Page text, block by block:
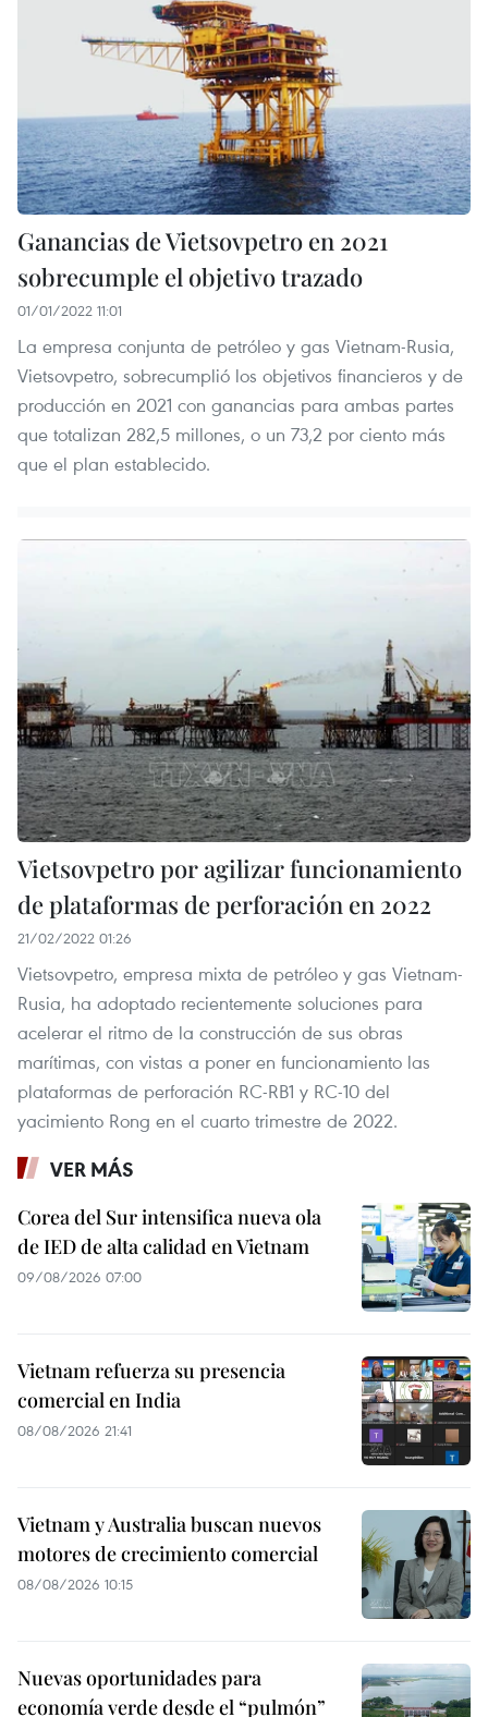
Ganancias de Vietsovpetro en 2021
sobrecumple el objetivo trazado
01/01/2022 11:01
La empresa conjunta de petróleo y gas Vietnam-Rusia,
Vietsovpetro, sobrecumplió los objetivos financieros y de
producción en 2021 con ganancias para ambas partes
que totalizan 282,5 millones, o un 73,2 por ciento más
que el plan establecido.
Vietsovpetro por agilizar funcionamiento
de plataformas de perforación en 2022
21/02/2022 01:26
Vietsovpetro, empresa mixta de petróleo y gas Vietnam-
Rusia, ha adoptado recientemente soluciones para
acelerar el ritmo de la construcción de sus obras
marítimas, con vistas a poner en funcionamiento las
plataformas de perforación RC-RB1 y RC-10 del
yacimiento Rong en el cuarto trimestre de 2022.
VER MÁS
Corea del Sur intensifica nueva ola
de IED de alta calidad en Vietnam
09/08/2026 07:00
Vietnam refuerza su presencia
comercial en India
08/08/2026 21:41
Vietnam y Australia buscan nuevos
motores de crecimiento comercial
08/08/2026 10:15
Nuevas oportunidades para
economía verde desde el “pulmón”